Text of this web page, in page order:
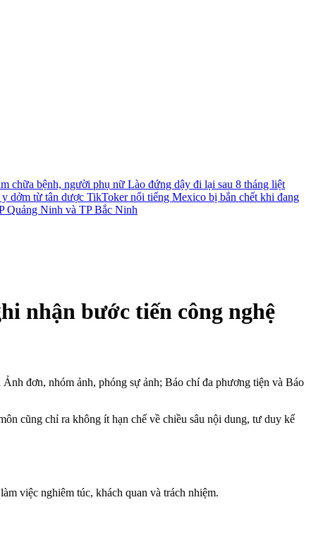
chữa bệnh, người phụ nữ Lào đứng dậy đi lại sau 8 tháng liệt
dởm từ tân dược TikToker nổi tiếng Mexico bị bắn chết khi đang
Quảng Ninh và TP Bắc Ninh
nhận bước tiến công nghệ
đơn, nhóm ảnh, phóng sự ảnh; Báo chí đa phương tiện và Báo
cũng chỉ ra không ít hạn chế về chiều sâu nội dung, tư duy kể
việc nghiêm túc, khách quan và trách nhiệm.